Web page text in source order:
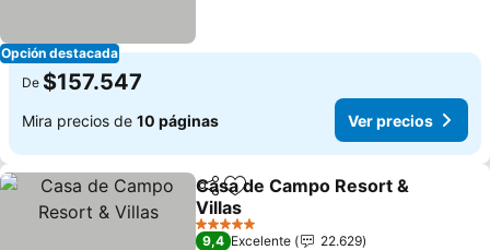
Opción destacada
De $157.547
Mira precios de 10 páginas Ver precios
CompartirAgregar a favoritos
Casa de Campo Resort &
Villas
5 Estrellas
9,4 Excelente
22.629